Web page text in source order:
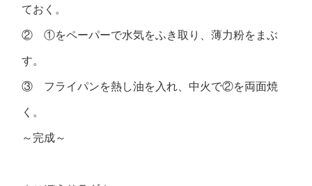
ておく。
② ①をペーパーで水気をふき取り、薄力粉をまぶ
す。
③ フライパンを熱し油を入れ、中火で②を両面焼
く。
～完成～